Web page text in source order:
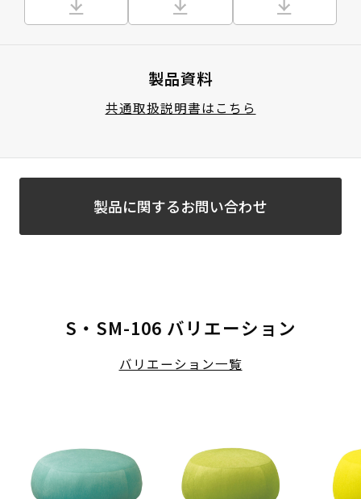
製品資料
共通取扱説明書はこちら
製品に関するお問い合わせ
S・SM-106 バリエーション
バリエーション一覧